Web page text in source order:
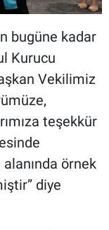
bugüne kadar
Kurucu
Vekilimiz
teşekkür
örnek
diye